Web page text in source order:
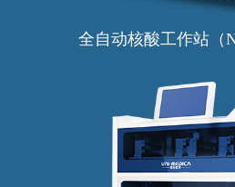
全自动核酸工作站（